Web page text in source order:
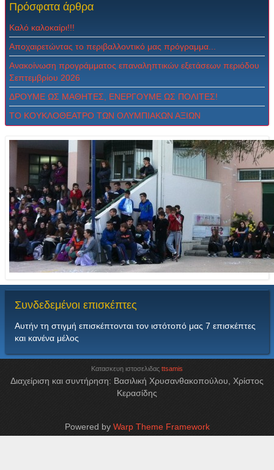
Πρόσφατα άρθρα
Καλό καλοκαίρι!!!
Αποχαιρετώντας το περιβαλλοντικό μας πρόγραμμα...
Ανακοίνωση προγράμματος επαναληπτικών εξετάσεων περιόδου
Σεπτεμβρίου 2026
ΔPOYME ΩΣ MAΘHTEΣ, ENEPΓOYME ΩΣ ΠOΛITEΣ!
ΤΟ ΚΟΥΚΛΟΘΕΑΤΡΟ ΤΩΝ ΟΛΥΜΠΙΑΚΩΝ ΑΞΙΩΝ
Συνδεδεμένοι επισκέπτες
Αυτήν τη στιγμή επισκέπτονται τον ιστότοπό μας 7 επισκέπτες
και κανένα μέλος
Κατασκευη ιστοσελιδας ttsamis
Διαχείριση και συντήρηση: Βασιλική Χρυσανθακοπούλου, Χρίστος
Κερασίδης
Powered by Warp Theme Framework